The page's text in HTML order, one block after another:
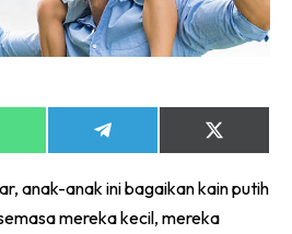
Share
on
Share
on
(Twitter)
anak-anak ini bagaikan kain putih
mereka kecil, mereka